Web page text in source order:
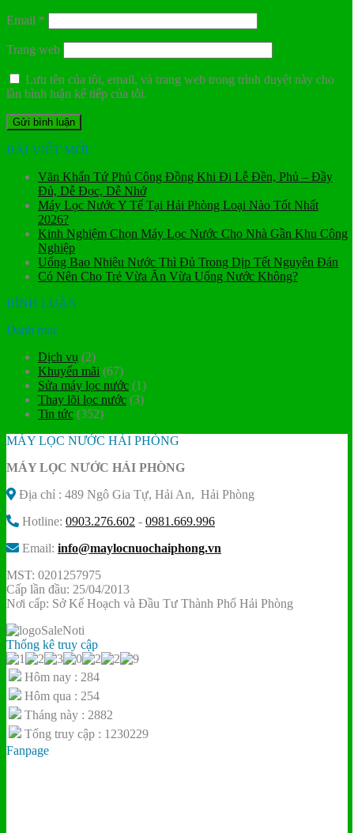
Email *
Trang web
Lưu tên của tôi, email, và trang web trong trình duyệt này cho
lần bình luận kế tiếp của tôi.
BÀI VIẾT MỚI
Văn Khấn Tứ Phủ Công Đồng Khi Đi Lễ Đền, Phủ – Đầy
Đủ, Dễ Đọc, Dễ Nhớ
Máy Lọc Nước Y Tế Tại Hải Phòng Loại Nào Tốt Nhất
2026?
Kinh Nghiệm Chọn Máy Lọc Nước Cho Nhà Gần Khu Công
Nghiệp
Uống Bao Nhiêu Nước Thì Đủ Trong Dịp Tết Nguyên Đán
Có Nên Cho Trẻ Vừa Ăn Vừa Uống Nước Không?
BÌNH LUẬN
Danh mục
Dịch vụ (2)
Khuyến mãi (67)
Sửa máy lọc nước (1)
Thay lõi lọc nước (3)
Tin tức (352)
MÁY LỌC NƯỚC HẢI PHÒNG
MÁY LỌC NƯỚC HẢI PHÒNG
Địa chỉ : 489 Ngô Gia Tự, Hải An, Hải Phòng
Hotline: 0903.276.602 - 0981.669.996
Email: info@maylocnuochaiphong.vn
MST: 0201257975
Cấp lần đầu: 25/04/2013
Nơi cấp: Sở Kế Hoạch và Đầu Tư Thành Phố Hải Phòng
Thống kê truy cập
Hôm nay : 284
Hôm qua : 254
Tháng này : 2882
Tổng truy cập : 1230229
Fanpage